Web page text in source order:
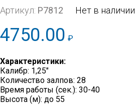
Артикул: Р7812 Нет в наличии
4750.00 ₽
Характеристики:
Калибр: 1,25″
Количество залпов: 28
Время работы (сек.): 30-40
Высота (м): до 55